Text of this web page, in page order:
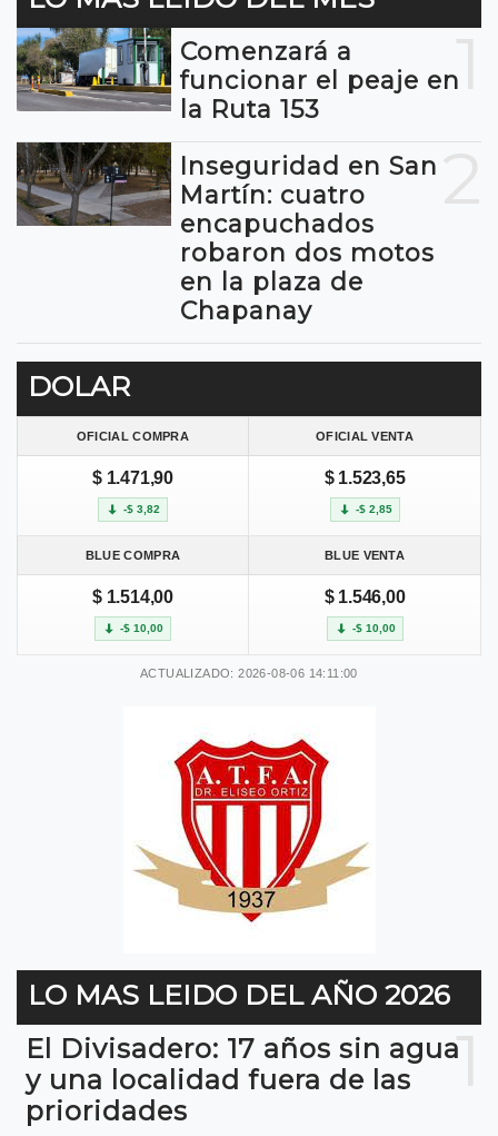
1
Comenzará a
funcionar el peaje en
la Ruta 153
Inseguridad en San
Martín: cuatro
encapuchados
robaron dos motos
en la plaza de
Chapanay
DOLAR
OFICIAL COMPRA OFICIAL VENTA
$ 1.471,90
-$ 3,82
$ 1.523,65
-$ 2,85
BLUE COMPRA BLUE VENTA
$ 1.514,00
-$ 10,00
$ 1.546,00
-$ 10,00
ACTUALIZADO: 2026-08-06 14:11:00
LO MAS LEIDO DEL AÑO 2026
1
El Divisadero: 17 años sin agua
y una localidad fuera de las
prioridades